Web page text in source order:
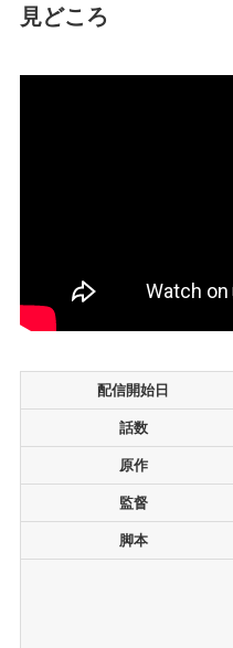
見どころ
配信開始日
話数
原作
監督
脚本